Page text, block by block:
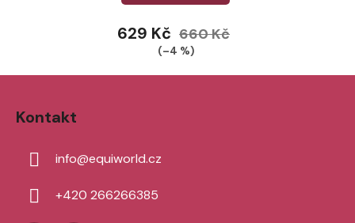
629 Kč 660 Kč
(–4 %)
Kontakt
info@equiworld.cz
+420 266266385